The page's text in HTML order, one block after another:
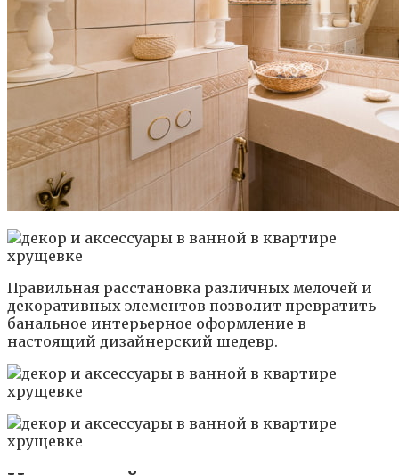
Правильная расстановка различных мелочей и
декоративных элементов позволит превратить
банальное интерьерное оформление в
настоящий дизайнерский шедевр.